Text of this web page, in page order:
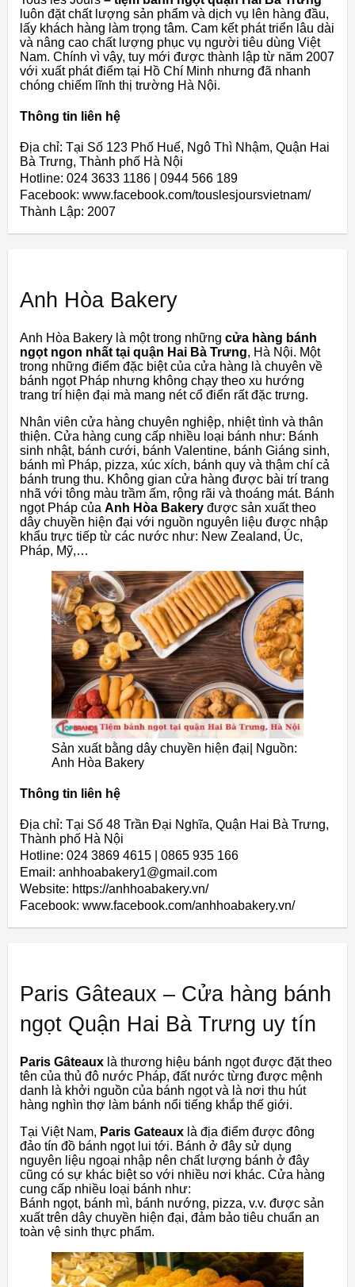
luôn đặt chất lượng sản phẩm và dịch vụ lên hàng đầu,
lấy khách hàng làm trọng tâm. Cam kết phát triển lâu dài
và nâng cao chất lượng phục vụ người tiêu dùng Việt
Nam. Chính vì vậy, tuy mới được thành lập từ năm 2007
với xuất phát điểm tại Hồ Chí Minh nhưng đã nhanh
chóng chiếm lĩnh thị trường Hà Nội.
Thông tin liên hệ
Địa chỉ: Tại Số 123 Phố Huế, Ngô Thì Nhậm, Quận Hai
Bà Trưng, Thành phố Hà Nội
Hotline: 024 3633 1186 | 0944 566 189
Facebook: www.facebook.com/touslesjoursvietnam/
Thành Lập: 2007
Anh Hòa Bakery
Anh Hòa Bakery là một trong những cửa hàng bánh
ngọt ngon nhất tại quận Hai Bà Trưng, ​​Hà Nội. Một
trong những điểm đặc biệt của cửa hàng là chuyên về
bánh ngọt Pháp nhưng không chạy theo xu hướng
trang trí hiện đại mà mang nét cổ điển rất đặc trưng.
Nhân viên cửa hàng chuyên nghiệp, nhiệt tình và thân
thiện. Cửa hàng cung cấp nhiều loại bánh như: Bánh
sinh nhật, bánh cưới, bánh Valentine, bánh Giáng sinh,
bánh mì Pháp, pizza, xúc xích, bánh quy và thậm chí cả
bánh trung thu. Không gian cửa hàng được bài trí trang
nhã với tông màu trầm ấm, rộng rãi và thoáng mát. Bánh
ngọt Pháp của Anh Hòa Bakery được sản xuất theo
dây chuyền hiện đại với nguồn nguyên liệu được nhập
khẩu trực tiếp từ các nước như: New Zealand, Úc,
Pháp, Mỹ,…
Sản xuất bằng dây chuyền hiện đại| Nguồn:
Anh Hòa Bakery
Thông tin liên hệ
Địa chỉ: Tại Số 48 Trần Đại Nghĩa, Quận Hai Bà Trưng,
Thành phố Hà Nội
Hotline: 024 3869 4615 | 0865 935 166
Email: anhhoabakery1@gmail.com
Website: https://anhhoabakery.vn/
Facebook: www.facebook.com/anhhoabakery.vn/
Paris Gâteaux – Cửa hàng bánh
ngọt Quận Hai Bà Trưng uy tín
Paris Gâteaux là thương hiệu bánh ngọt được đặt theo
tên của thủ đô nước Pháp, đất nước từng được mệnh
danh là khởi nguồn của bánh ngọt và là nơi thu hút
hàng nghìn thợ làm bánh nổi tiếng khắp thế giới.
Tại Việt Nam, Paris Gateaux là địa điểm được đông
đảo tín đồ bánh ngọt lui tới. Bánh ở đây sử dụng
nguyên liệu ngoại nhập nên chất lượng bánh ở đây
cũng có sự khác biệt so với nhiều nơi khác. Cửa hàng
cung cấp nhiều loại bánh như:
Bánh ngọt, bánh mì, bánh nướng, pizza, v.v. được sản
xuất trên dây chuyền hiện đại, đảm bảo tiêu chuẩn an
toàn vệ sinh thực phẩm.